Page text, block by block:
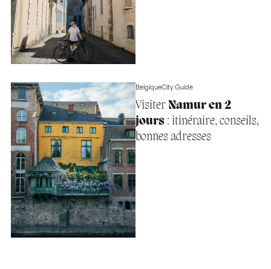
BelgiqueCity Guide
VisiterNamur en 2
jours: itinéraire, conseils,
bonnes adresses